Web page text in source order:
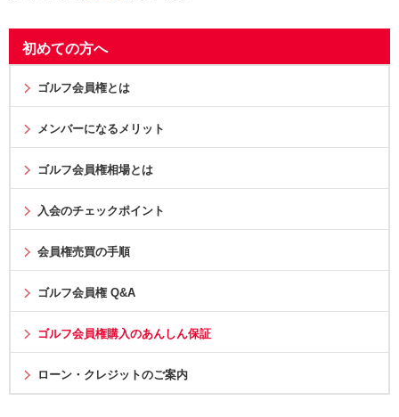
初めての方へ
ゴルフ会員権とは
メンバーになるメリット
ゴルフ会員権相場とは
入会のチェックポイント
会員権売買の手順
ゴルフ会員権 Q&A
ゴルフ会員権購入のあんしん保証
ローン・クレジットのご案内